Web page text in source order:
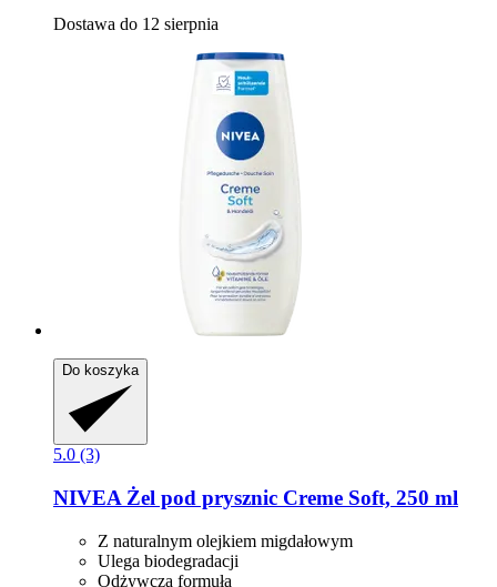
Dostawa do 12 sierpnia
Do koszyka
5.0 (3)
NIVEA Żel pod prysznic Creme Soft, 250 ml
Z naturalnym olejkiem migdałowym
Ulega biodegradacji
Odżywcza formuła